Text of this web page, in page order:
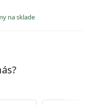
na sklade